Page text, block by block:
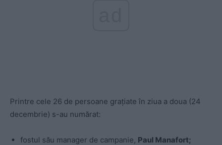
Printre cele 26 de persoane grațiate în ziua a doua (24
decembrie) s-au numărat:
fostul său manager de campanie, Paul Manafort;